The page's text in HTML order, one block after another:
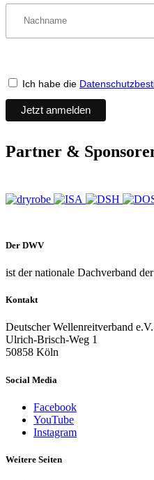
Ich habe die
Partner &
Der DWV
ist der nationale Dachverband
Kontakt
Deutscher Wellenreitverband e.V.
Ulrich-Brisch-Weg 1
50858 Köln
Social Media
Facebook
YouTube
Instagram
Weitere Seiten